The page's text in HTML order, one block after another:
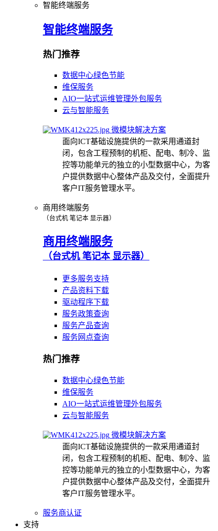
智能终端服务
智能终端服务
热门推荐
数据中心绿色节能
维保服务
AIO一站式运维管理外包服务
云与智能服务
微模块解决方案
面向ICT基础设施提供的一款采用通道封
闭，包含工程预制的机柜、配电、制冷、监
控等功能单元的独立的小型数据中心，为客
户提供数据中心整体产品及交付，全面提升
客户IT服务管理水平。
商用终端服务
（台式机 笔记本 显示器）
商用终端服务
（台式机 笔记本 显示器）
更多服务支持
产品资料下载
驱动程序下载
服务政策查询
服务产品查询
服务网点查询
热门推荐
数据中心绿色节能
维保服务
AIO一站式运维管理外包服务
云与智能服务
微模块解决方案
面向ICT基础设施提供的一款采用通道封
闭，包含工程预制的机柜、配电、制冷、监
控等功能单元的独立的小型数据中心，为客
户提供数据中心整体产品及交付，全面提升
客户IT服务管理水平。
服务商认证
支持